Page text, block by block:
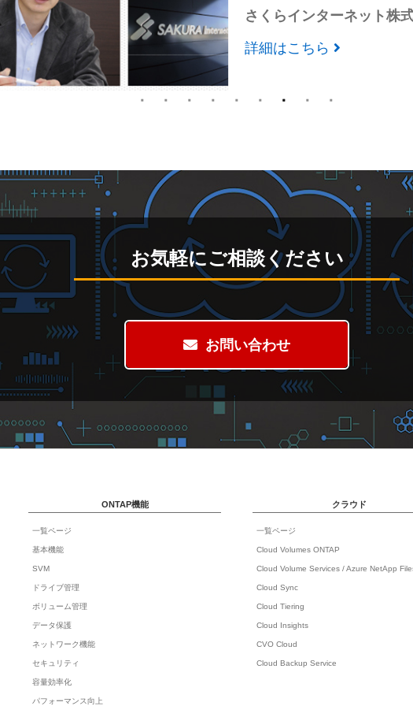
東映アニメーション株式
詳細はこちら
お気軽にご相談ください
お問い合わせ
ONTAP機能
一覧ページ
基本機能
SVM
ドライブ管理
ボリューム管理
データ保護
ネットワーク機能
セキュリティ
容量効率化
パフォーマンス向上
クラウド
一覧ページ
Cloud Volumes ONTAP
Cloud Volume Services / Azure NetApp
Cloud Sync
Cloud Tiering
Cloud Insights
CVO Cloud
Cloud Backup Service